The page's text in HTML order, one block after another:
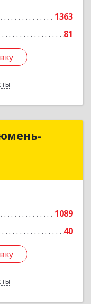
1363
81
1089
40
"Тюмень-
Подробнее